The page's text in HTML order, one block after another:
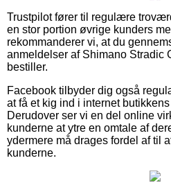
Trustpilot fører til regulære
en stor portion øvrige kunders
rekommanderer vi, at du
anmeldelser af Shimano Stradic
bestiller.
Facebook tilbyder dig også
at få et kig ind i internet
Derudover ser vi en del online
kunderne at ytre en omtale af
ydermere må drages fordel af til
kunderne.